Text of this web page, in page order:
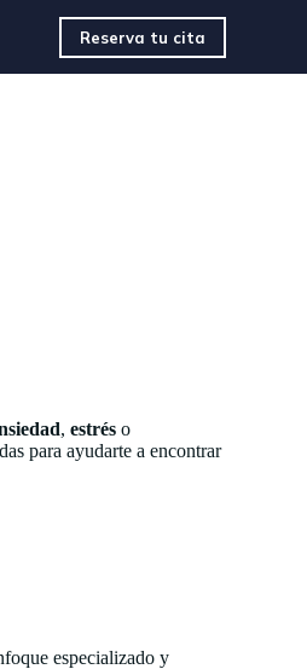
Reserva tu cita
,estrés o
para ayudarte a encontrar
especializado y